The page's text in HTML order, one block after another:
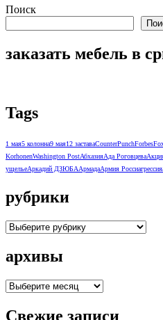
Поиск
заказать мебель в
Tags
1 мая5 колонна9 мая12 заставаCounterPunchForbes
KorhonenWashington PostАбхазияАда Роговцева
ущельеАркадий ДЗЮБААрмадаАрмия Россиагрессия
рубрики
рубрики
архивы
архивы
Свежие записи